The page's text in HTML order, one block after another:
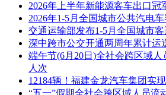
2026年上半年新能源客车出口冠
2026年1-5月全国城市公共汽电
交通运输部发布1-5月全国城市
深中跨市公交开通两周年累计运
端午节(6月20日)全社会跨区域人
人次
12184辆！福建金龙汽车集团实